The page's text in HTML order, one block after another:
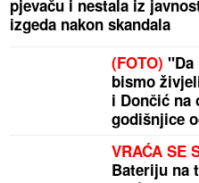
pjevaču i nestala iz
izgeda nakon skandala
(FOTO) "Da
bismo
i Dončić na
godišnjice
VRAĆA SE
Bateriju na